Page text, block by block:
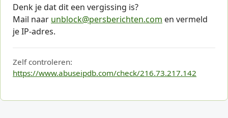
Denk je dat dit een vergissing is?
Mail naar unblock@persberichten.com en vermeld
je IP-adres.
Zelf controleren:
https://www.abuseipdb.com/check/216.73.217.142